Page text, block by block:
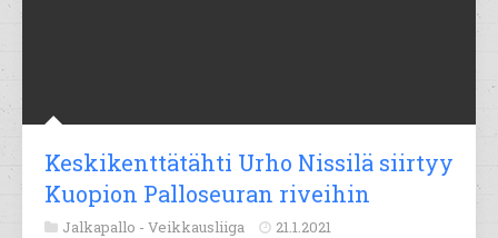
Keskikenttätähti Urho Nissilä siirtyy
Kuopion Palloseuran riveihin
Jalkapallo - Veikkausliiga 21.1.2021